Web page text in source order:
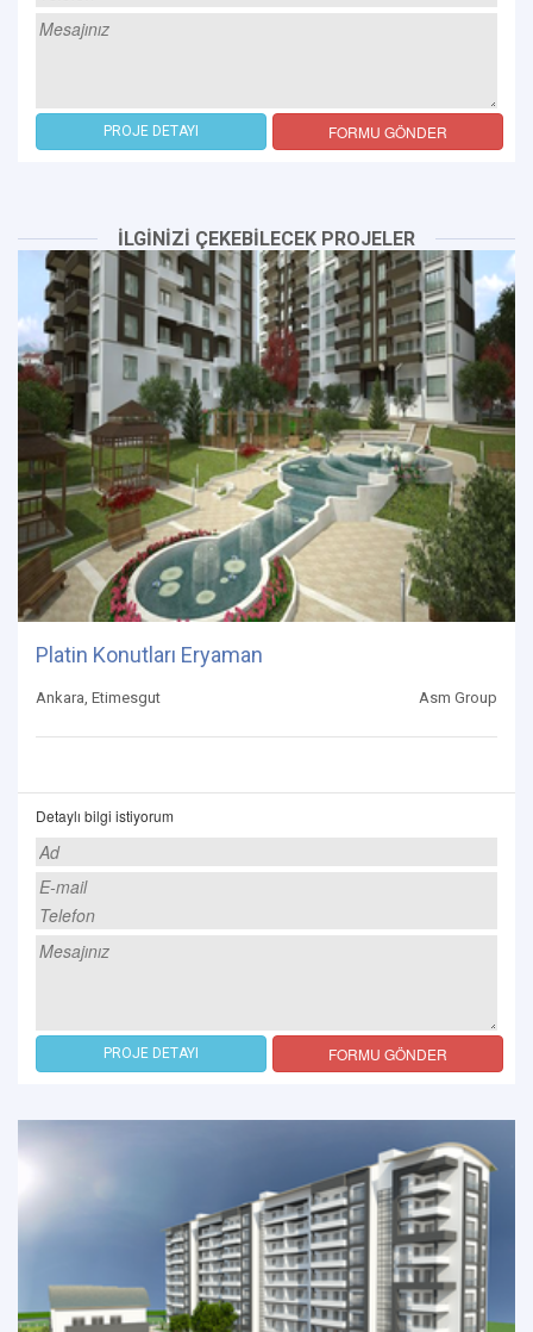
PROJE DETAYI FORMU GÖNDER
İLGİNİZİ ÇEKEBİLECEK PROJELER
Platin Konutları Eryaman
Ankara, Etimesgut Asm Group
Detaylı bilgi istiyorum
PROJE DETAYI FORMU GÖNDER